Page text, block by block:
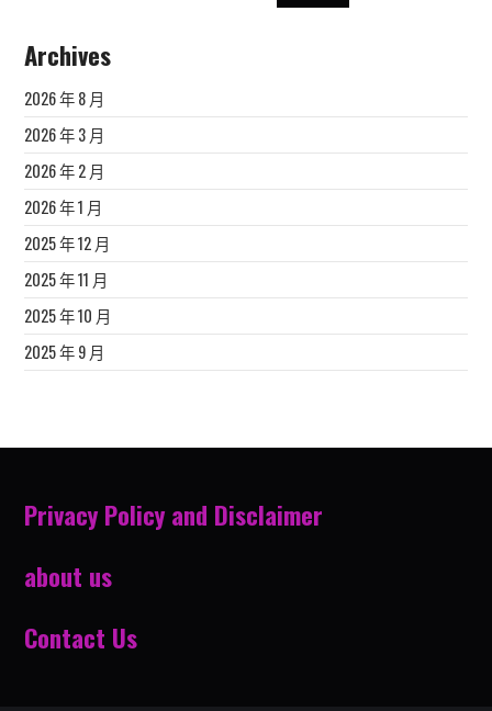
Archives
2026 年 8 月
2026 年 3 月
2026 年 2 月
2026 年 1 月
2025 年 12 月
2025 年 11 月
2025 年 10 月
2025 年 9 月
Privacy Policy and Disclaimer
about us
Contact Us